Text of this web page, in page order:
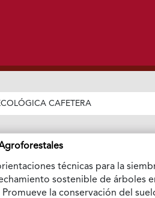
CAFETERA
técnicas para la
sostenible de árboles
Promueve la conservación del